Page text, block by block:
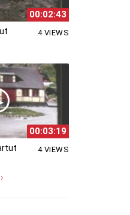
00:02:43
4 VIEWS
00:03:19
4 VIEWS